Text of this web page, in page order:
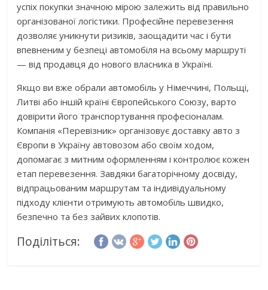
успіх покупки значною мірою залежить від правильно
організованої логістики. Професійне перевезення
дозволяє уникнути ризиків, заощадити час і бути
впевненим у безпеці автомобіля на всьому маршруті
— від продавця до нового власника в Україні.
Якщо ви вже обрали автомобіль у Німеччині, Польщі,
Литві або іншій країні Європейського Союзу, варто
довірити його транспортування професіоналам.
Компанія «Перевізник» організовує доставку авто з
Європи в Україну автовозом або своїм ходом,
допомагає з митним оформленням і контролює кожен
етап перевезення. Завдяки багаторічному досвіду,
відпрацьованим маршрутам та індивідуальному
підходу клієнти отримують автомобіль швидко,
безпечно та без зайвих клопотів.
Поділіться: